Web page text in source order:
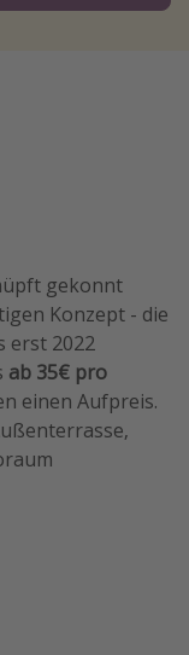
gekonnt
Konzept - die
erst 2022
ab 35€ pro
einen Aufpreis.